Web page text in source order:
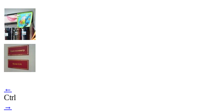
←
Ctrl
→